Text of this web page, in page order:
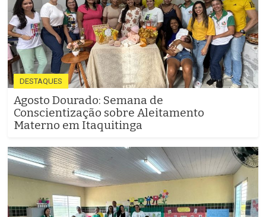
DESTAQUES
Agosto Dourado: Semana de
Conscientização sobre Aleitamento
Materno em Itaquitinga